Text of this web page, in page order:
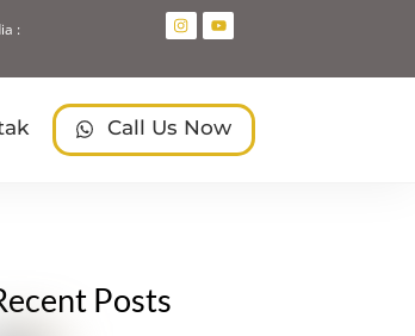
:
Call Us Now
Posts